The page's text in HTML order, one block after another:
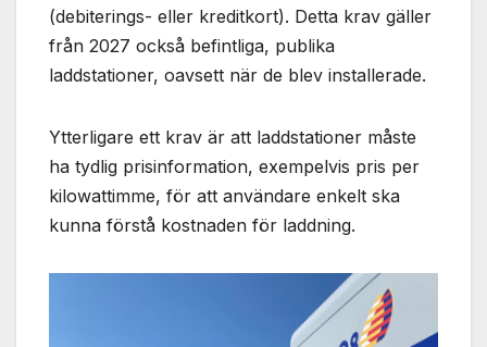
(debiterings- eller kreditkort). Detta krav gäller
från 2027 också befintliga, publika
laddstationer, oavsett när de blev installerade.
Ytterligare ett krav är att laddstationer måste
ha tydlig prisinformation, exempelvis pris per
kilowattimme, för att användare enkelt ska
kunna förstå kostnaden för laddning.